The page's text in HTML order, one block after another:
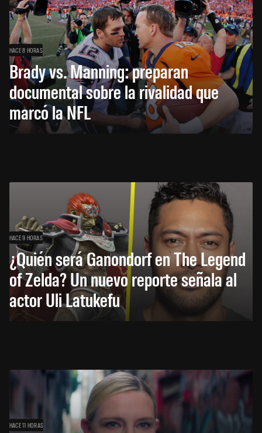
HACE 8 HORAS
Brady vs. Manning: preparan
documental sobre la rivalidad que
marcó la NFL
HACE 9 HORAS
¿Quién será Ganondorf en The Legend
of Zelda? Un nuevo reporte señala al
actor Uli Latukefu
HACE 11 HORAS